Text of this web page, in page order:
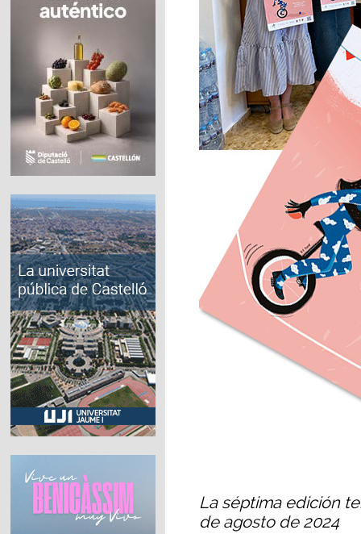
La séptima edición
de agosto de 2024